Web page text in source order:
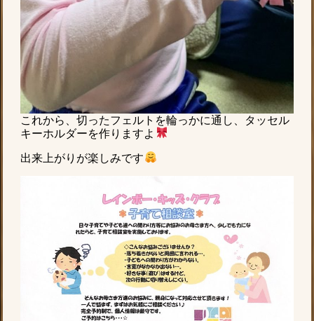
これから、切ったフェルトを輪っかに通し、タッセル
キーホルダーを作りますよ
出来上がりが楽しみです